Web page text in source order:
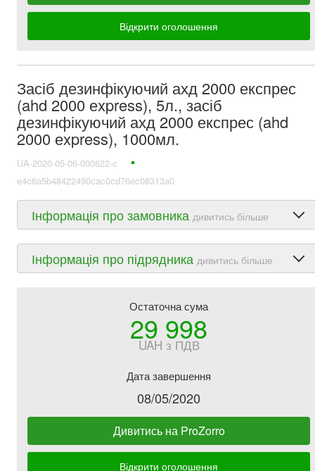
Відкрити оголошення
Засіб дезинфікуючий ахд 2000 експрес
(ahd 2000 еxpress), 5л., засіб
дезинфікуючий ахд 2000 експрес (ahd
2000 еxpress), 1000мл.
UA-2020-05-06-000622-c
e4c6a5b48422490cac0cd76ec08313a0
Інформація про замовника дивитись більше
Інформація про підрядника дивитись більше
Остаточна сума
29 998
UAH з ПДВ
Дата завершення
08/05/2020
Дивитись на ProZorro
Відкрити оголошення